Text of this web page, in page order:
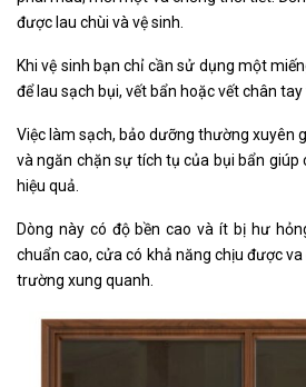
được lau chùi và vệ sinh.
Khi vệ sinh bạn chỉ cần sử dụng một
để lau sạch bụi, vết bẩn hoặc vết chân
Việc làm sạch, bảo dưỡng thường xuyên
và ngăn chặn sự tích tụ của bụi bẩn
hiệu quả.
Dòng này có độ bền cao và ít bị hư
chuẩn cao, cửa có khả năng chịu được
trường xung quanh.